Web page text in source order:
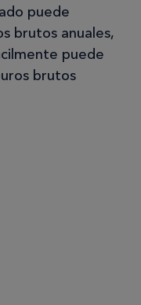
puede
brutos anuales,
puede
brutos